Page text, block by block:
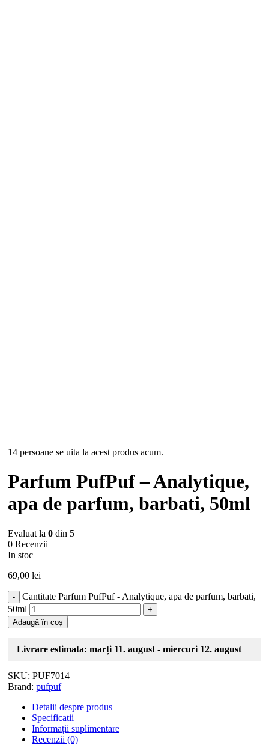
14 persoane se uita la acest produs acum.
Parfum PufPuf – Analytique,
apa de parfum, barbati, 50ml
Evaluat la 0 din 5
0 Recenzii
In stoc
69,00 lei
Cantitate Parfum PufPuf - Analytique, apa de parfum, barbati,
50ml
Adaugă în coș
Livrare estimata: marți 11. august - miercuri 12. august
SKU: PUF7014
Brand: pufpuf
Detalii despre produs
Specificatii
Informații suplimentare
Recenzii (0)